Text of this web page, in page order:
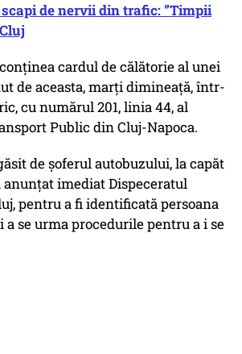
de nervii din trafic: ”Timpii
cardul de călătorie al unei
de aceasta, marți dimineață, într-
cu numărul 201, linia 44, al
Public din Cluj-Napoca.
de șoferul autobuzului, la capăt
anunțat imediat Dispeceratul
pentru a fi identificată persoana
a se urma procedurile pentru a i se